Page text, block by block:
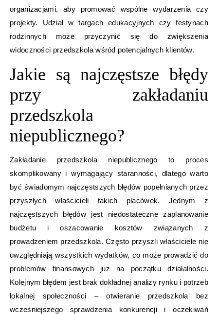
organizacjami, aby promować wspólne wydarzenia czy
projekty. Udział w targach edukacyjnych czy festynach
rodzinnych może przyczynić się do zwiększenia
widoczności przedszkola wśród potencjalnych klientów.
Jakie są najczęstsze błędy
przy zakładaniu
przedszkola
niepublicznego?
Zakładanie przedszkola niepublicznego to proces
skomplikowany i wymagający staranności, dlatego warto
być świadomym najczęstszych błędów popełnianych przez
przyszłych właścicieli takich placówek. Jednym z
najczęstszych błędów jest niedostateczne zaplanowanie
budżetu i oszacowanie kosztów związanych z
prowadzeniem przedszkola. Często przyszli właściciele nie
uwzględniają wszystkich wydatków, co może prowadzić do
problemów finansowych już na początku działalności.
Kolejnym błędem jest brak dokładnej analizy rynku i potrzeb
lokalnej społeczności – otwieranie przedszkola bez
wcześniejszego sprawdzenia konkurencji i oczekiwań